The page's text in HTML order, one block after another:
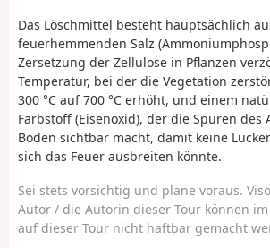
Das Löschmittel besteht hauptsächlich
feuerhemmenden Salz
Zersetzung der Zellulose in Pflanzen
Temperatur, bei der die Vegetation
300 °C auf 700 °C erhöht, und einem
Farbstoff (Eisenoxid), der die Spuren des
Boden sichtbar macht, damit keine
sich das Feuer ausbreiten könnte.
Sei stets vorsichtig und plane voraus.
Autor / die Autorin dieser Tour können
auf dieser Tour nicht haftbar gemacht